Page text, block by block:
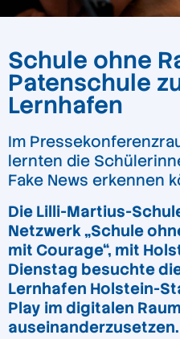
Schule ohne
Patenschule
Lernhafen
Im
lernten die
Fake News erkennen
Die Lilli-Martius-
Netzwerk „Schule
mit Courage“, mit
Dienstag besuchte
Lernhafen Holstein-
Play im digitalen Raum
auseinanderzusetzen.